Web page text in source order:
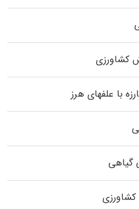
کشاورزی
با علفهای هرز
گیاهی